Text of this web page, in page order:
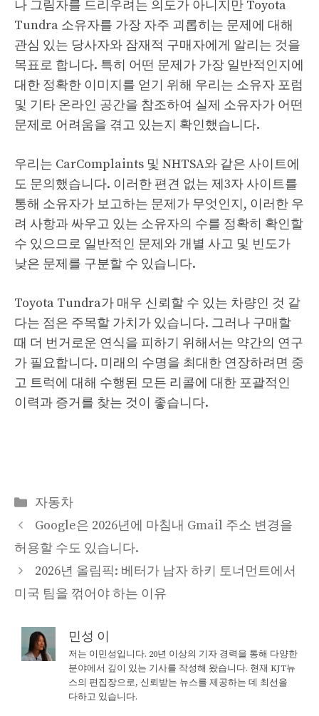
나 그림자를 드리우려는 의도가 아니지만 Toyota
Tundra 소유자를 가장 자주 괴롭히는 문제에 대해
관심 있는 당사자와 잠재적 구매자에게 알리는 것을
목표로 합니다. 특히 어떤 문제가 가장 일반적인지에
대한 정확한 이미지를 얻기 위해 우리는 소유자 포럼
및 기타 온라인 공간을 참조하여 실제 소유자가 어떤
문제로 어려움을 겪고 있는지 확인했습니다.
우리는 CarComplaints 및 NHTSA와 같은 사이트에
도 문의했습니다. 이러한 편견 없는 제3자 사이트를
통해 소유자가 보고하는 문제가 무엇인지, 이러한 우
려 사항과 싸우고 있는 소유자의 수를 정확히 확인할
수 있으므로 일반적인 문제와 개별 사고 및 빈도가
낮은 문제를 구분할 수 있습니다.
Toyota Tundra가 매우 신뢰할 수 있는 차량인 것 같
다는 점은 주목할 가치가 있습니다. 그러나 구매할
때 더 번거로운 연식을 피하기 위해서는 약간의 연구
가 필요합니다. 미래의 수명을 최대한 연장하려면 중
고 트럭에 대해 수행된 모든 리콜에 대한 포괄적인
이력과 증거를 찾는 것이 좋습니다.
Categories
자동차
Google은 2026년에 마침내 Gmail 주소 변경을
허용할 수도 있습니다.
2026년 올림픽: 베터가 남자 하키 토너먼트에서
미국 팀을 꺾어야 하는 이유
민성 이
저는 이민성입니다. 20년 이상의 기자 경력을 통해 다양한
분야에서 깊이 있는 기사를 작성해 왔습니다. 현재 KJT뉴
스의 편집장으로, 신뢰받는 뉴스를 제공하는 데 최선을
다하고 있습니다.